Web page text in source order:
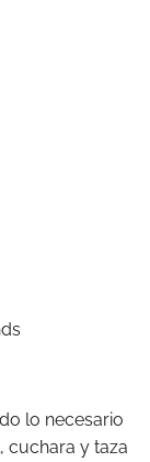
lo necesario
cuchara y taza